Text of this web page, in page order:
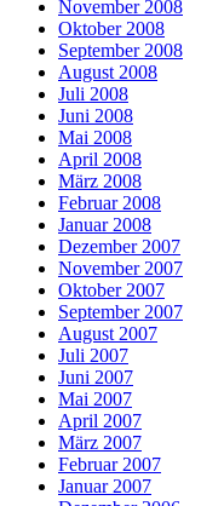
November 2008
Oktober 2008
September 2008
August 2008
Juli 2008
Juni 2008
Mai 2008
April 2008
März 2008
Februar 2008
Januar 2008
Dezember 2007
November 2007
Oktober 2007
September 2007
August 2007
Juli 2007
Juni 2007
Mai 2007
April 2007
März 2007
Februar 2007
Januar 2007